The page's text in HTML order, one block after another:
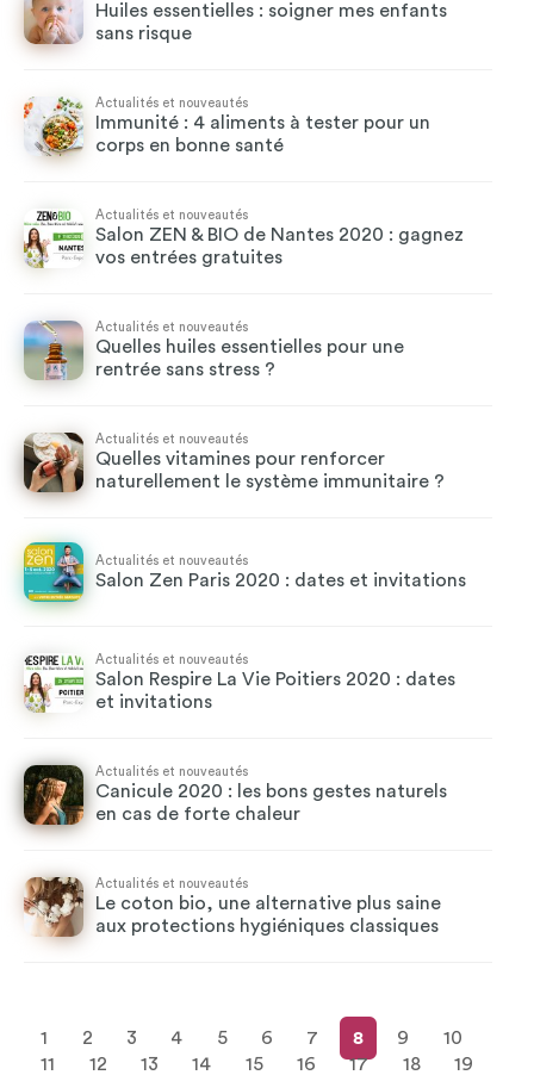
Huiles essentielles : soigner mes enfants
sans risque
Actualités et nouveautés
Immunité : 4 aliments à tester pour un
corps en bonne santé
Actualités et nouveautés
Salon ZEN & BIO de Nantes 2020 : gagnez
vos entrées gratuites
Actualités et nouveautés
Quelles huiles essentielles pour une
rentrée sans stress ?
Actualités et nouveautés
Quelles vitamines pour renforcer
naturellement le système immunitaire ?
Actualités et nouveautés
Salon Zen Paris 2020 : dates et invitations
Actualités et nouveautés
Salon Respire La Vie Poitiers 2020 : dates
et invitations
Actualités et nouveautés
Canicule 2020 : les bons gestes naturels
en cas de forte chaleur
Actualités et nouveautés
Le coton bio, une alternative plus saine
aux protections hygiéniques classiques
1 2 3 4 5 6 7 8 9
10
11
12 13 14 15 16 17 18
19